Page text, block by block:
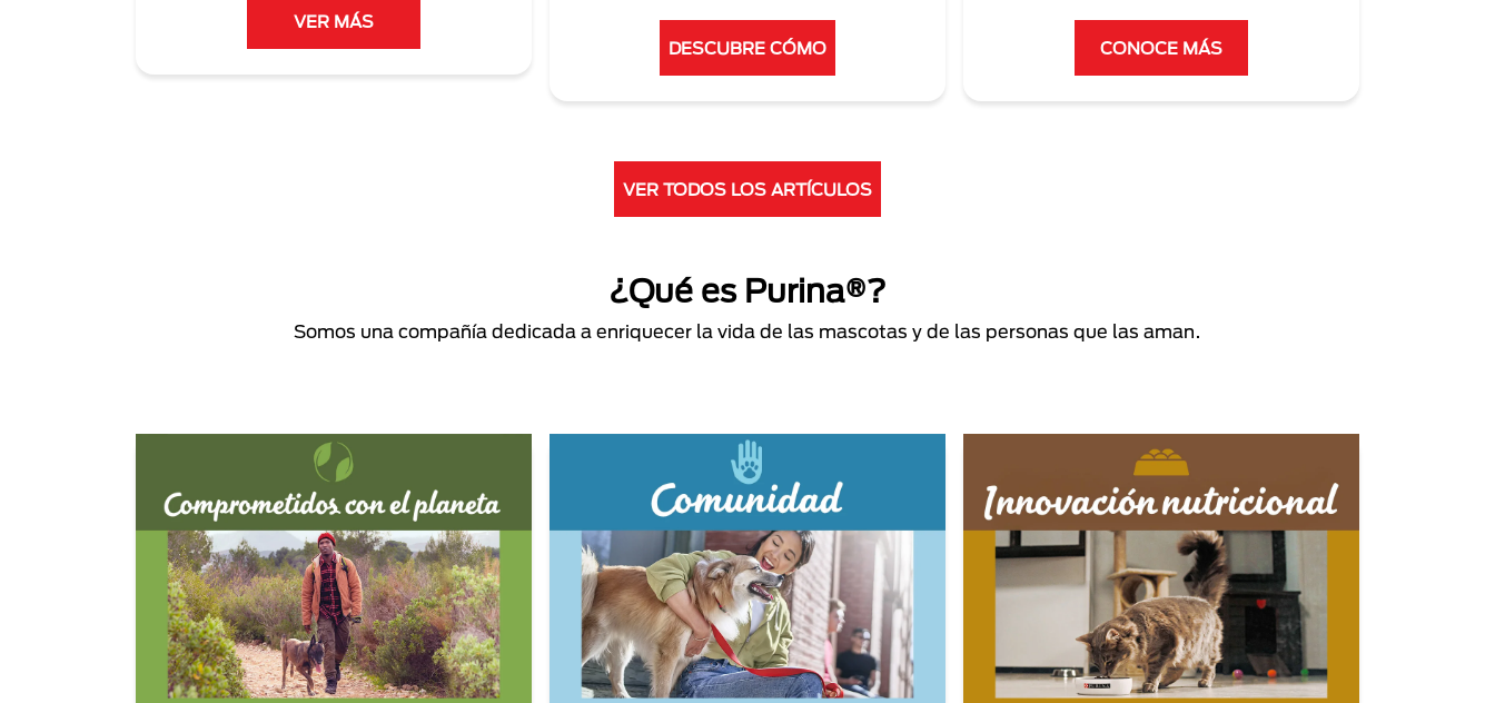
VER MÁS
DESCUBRE CÓMO CONOCE MÁS
VER TODOS LOS ARTÍCULOS
¿Qué es Purina®?
Somos una compañía dedicada a enriquecer la vida de las mascotas y de las personas que las aman.